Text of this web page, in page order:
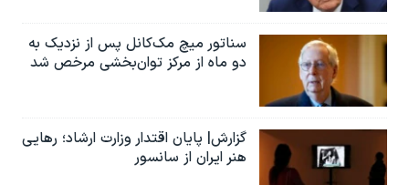
سناتور میچ مک‌کانل پس از نزدیک به
دو ماه از مرکز توان‌بخشی مرخص شد
گزارش| پایان اقتدار وزارت ارشاد؛ رهایی
هنر ایران از سانسور